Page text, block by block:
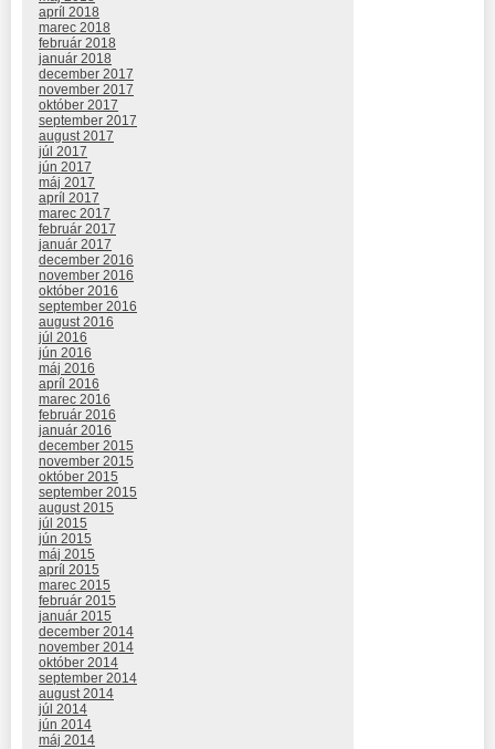
apríl 2018
marec 2018
február 2018
január 2018
december 2017
november 2017
október 2017
september 2017
august 2017
júl 2017
jún 2017
máj 2017
apríl 2017
marec 2017
február 2017
január 2017
december 2016
november 2016
október 2016
september 2016
august 2016
júl 2016
jún 2016
máj 2016
apríl 2016
marec 2016
február 2016
január 2016
december 2015
november 2015
október 2015
september 2015
august 2015
júl 2015
jún 2015
máj 2015
apríl 2015
marec 2015
február 2015
január 2015
december 2014
november 2014
október 2014
september 2014
august 2014
júl 2014
jún 2014
máj 2014